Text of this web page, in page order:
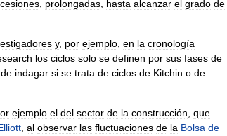
prolongadas hasta alcanzar el grado de
y, por ejemplo en la cronología
los ciclos solo se definen por sus fases de
de indagar si se trata de ciclos de Kitchin o de
ejemplo el del sector de la construcción que
al observar las fluctuaciones de la Bolsa de